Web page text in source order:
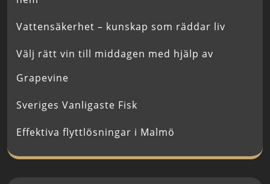
Vattensäkerhet – kunskap som räddar liv
Välj rätt vin till middagen med hjälp av
Grapevine
Sveriges Vanligaste Fisk
Effektiva flyttlösningar i Malmö